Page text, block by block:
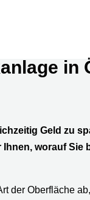
in
Geld zu
worauf Sie
der Oberfläche